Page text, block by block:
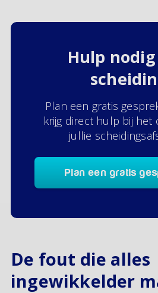
Hulp
Plan een gratis
krijg direct hulp bij het
jullie
Plan een gratis
De fout die alles
ingewikkelder